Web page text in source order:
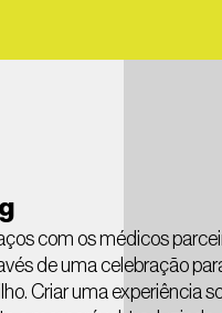
com os médicos
de uma celebração
Criar uma experiência